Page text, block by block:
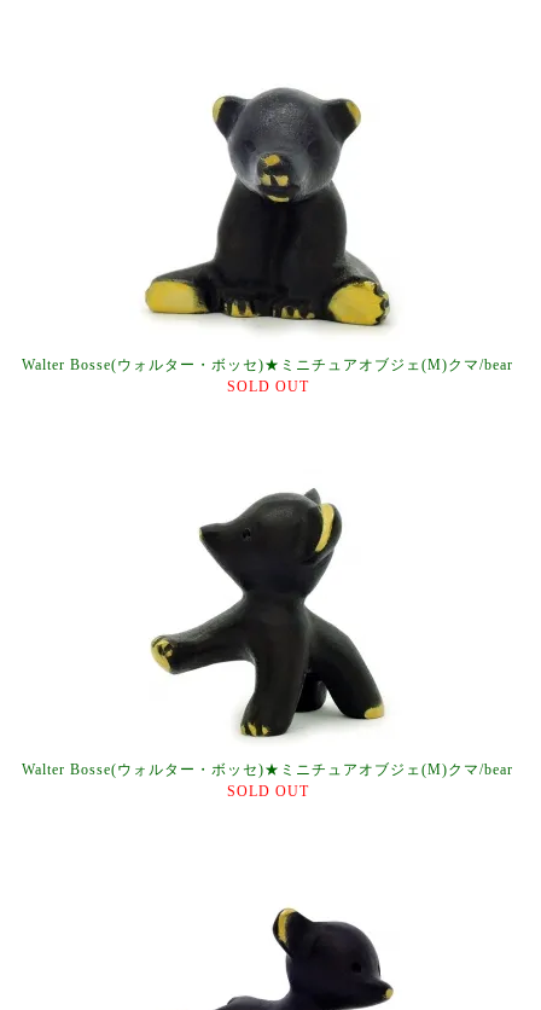
Walter Bosse(ウォルター・ボッセ)★ミニチュアオブジェ(M)クマ/bear
SOLD OUT
Walter Bosse(ウォルター・ボッセ)★ミニチュアオブジェ(M)クマ/bear
SOLD OUT